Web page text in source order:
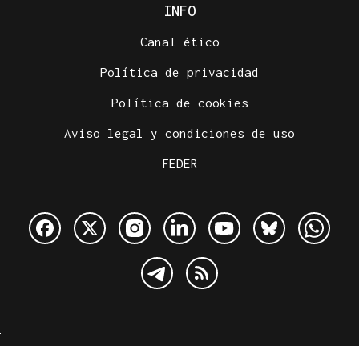
INFO
Canal ético
Política de privacidad
Política de cookies
Aviso legal y condiciones de uso
FEDER